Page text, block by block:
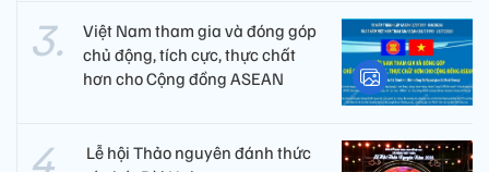
Việt Nam tham gia và đóng góp
chủ động, tích cực, thực chất
hơn cho Cộng đồng ASEAN
​ Lễ hội Thảo nguyên đánh thức